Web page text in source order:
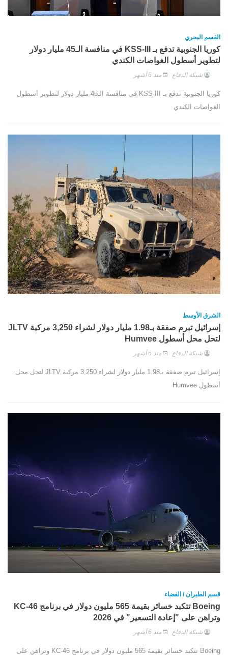
القسم البحري
كوريا الجنوبية تدفع بـ KSS-III في منافسة الـ45 مليار دولار
لتطوير أسطول الغواصات الكندي
شبكة الدفاع منذ 6 أشهر
كوريا الجنوبية تدفع بـ KSS-III في منافسة الـ45 مليار دولار لتطوير أسطول
الغواصات الكندي
الشرق الأوسط
إسرائيل تبرم صفقة بـ1.98 مليار دولار لشراء 3,250 مركبة JLTV
لتحل محل أسطول Humvee
شبكة الدفاع منذ 6 أشهر
إسرائيل تبرم صفقة بـ1.98 مليار دولار لشراء 3,250 مركبة JLTV لتحل محل
أسطول Humvee
قسم الطيران / الفضاء
Boeing تتكبد خسائر بقيمة 565 مليون دولار في برنامج KC-46
وتراهن على "إعادة التسعير" في 2026
شبكة الدفاع منذ 6 أشهر
Boeing تتكبد خسائر بقيمة 565 مليون دولار في برنامج KC-46 وتراهن على